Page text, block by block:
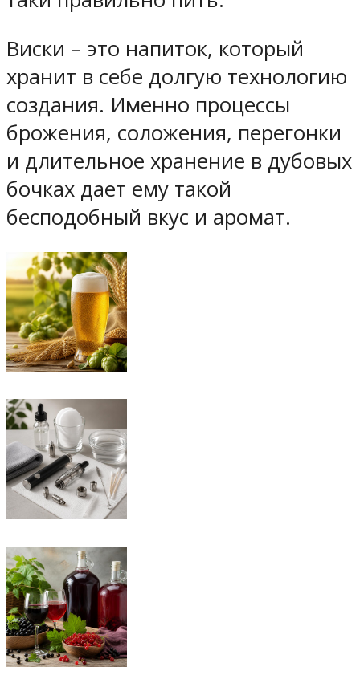
Виски – это напиток, который
хранит в себе долгую технологию
создания. Именно процессы
брожения, соложения, перегонки
и длительное хранение в дубовых
бочках дает ему такой
бесподобный вкус и аромат.